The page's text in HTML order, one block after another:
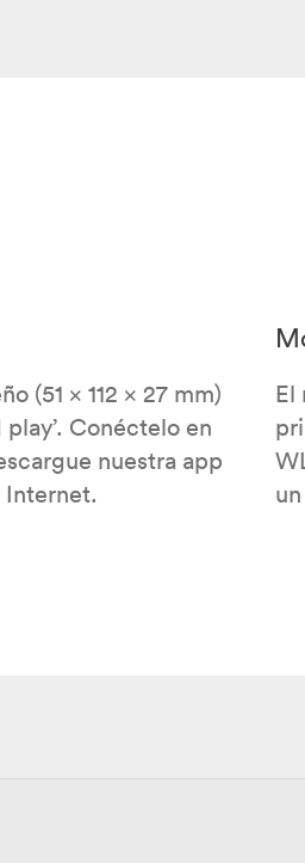
(51 x 112 x 27 mm)
Conéctelo en
nuestra app
Internet.
El